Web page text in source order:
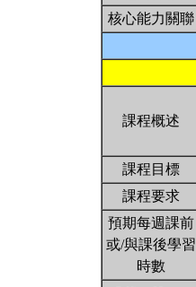
核心能力關聯
課程概述
課程目標
課程要求
預期每週課前
或/與課後學習
時數